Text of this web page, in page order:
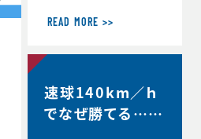
トしています。第6期
3名、3年生2名、4年
tps://www.jaaf.o
r.jp/news/articl
e/22881/）が受講生
READ MORE >>
速球140km／ｈ
でなぜ勝てる…？